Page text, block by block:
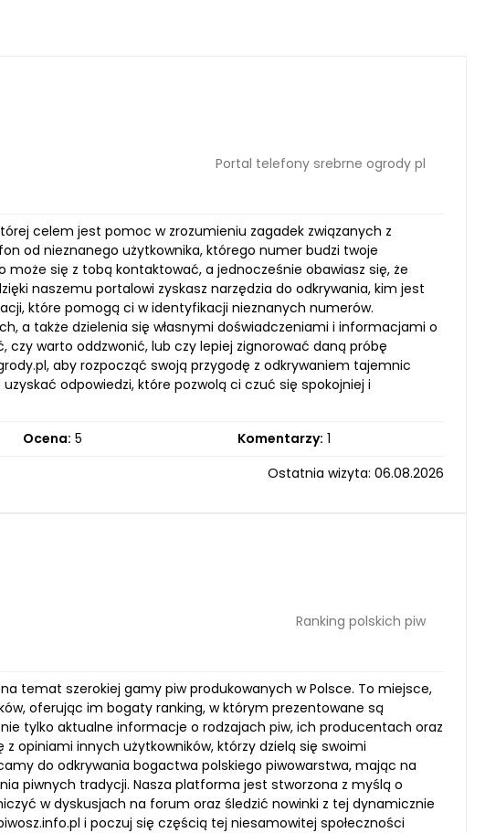
Portal telefony srebrne ogrody pl
celem jest pomoc w zrozumieniu zagadek związanych z
od nieznanego użytkownika, którego numer budzi twoje
się z tobą kontaktować, a jednocześnie obawiasz się, że
naszemu portalowi zyskasz narzędzia do odkrywania, kim jest
które pomogą ci w identyfikacji nieznanych numerów.
a także dzielenia się własnymi doświadczeniami i informacjami o
warto oddzwonić, lub czy lepiej zignorować daną próbę
aby rozpocząć swoją przygodę z odkrywaniem tajemnic
odpowiedzi, które pozwolą ci czuć się spokojniej i
Ocena: 5 Komentarzy: 1
Ostatnia wizyta: 06.08.2026
Ranking polskich piw
temat szerokiej gamy piw produkowanych w Polsce. To miejsce,
oferując im bogaty ranking, w którym prezentowane są
tylko aktualne informacje o rodzajach piw, ich producentach oraz
opiniami innych użytkowników, którzy dzielą się swoimi
do odkrywania bogactwa polskiego piwowarstwa, mając na
piwnych tradycji. Nasza platforma jest stworzona z myślą o
w dyskusjach na forum oraz śledzić nowinki z tej dynamicznie
i poczuj się częścią tej niesamowitej społeczności